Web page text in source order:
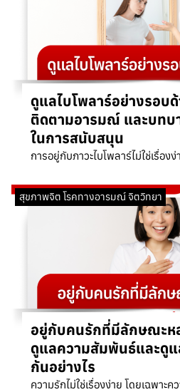
ดูแลไบโพลาร์อย่างรอบ
ติดตามอารมณ์ และบทบ
ในการสนับสนุน
การอยู่กับภาวะไบโพลาร์ไม่ใช่เรื่อ
สุขภาพจิต โรคทางอารมณ์ จิตวิทยา
อยู่กับคนรักที่มีลักษณะห
ดูแลความสัมพันธ์และดูแ
กันอย่างไร
ความรักไม่ใช่เรื่องง่าย โดยเฉพา